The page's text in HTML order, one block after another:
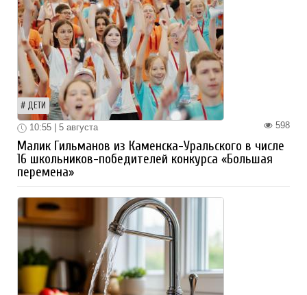
ДЕТИ
598
10:55 | 5 августа
Малик Гильманов из Каменска-Уральского в числе
16 школьников-победителей конкурса «Большая
перемена»